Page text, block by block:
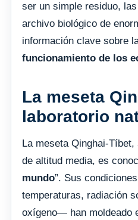
ser un simple residuo,
archivo biológico de
información clave sobre
funcionamiento de los
La meseta
laboratorio
La meseta Qinghai-
de altitud media, es
mundo”. Sus
temperaturas, radiación
oxígeno— han moldeado